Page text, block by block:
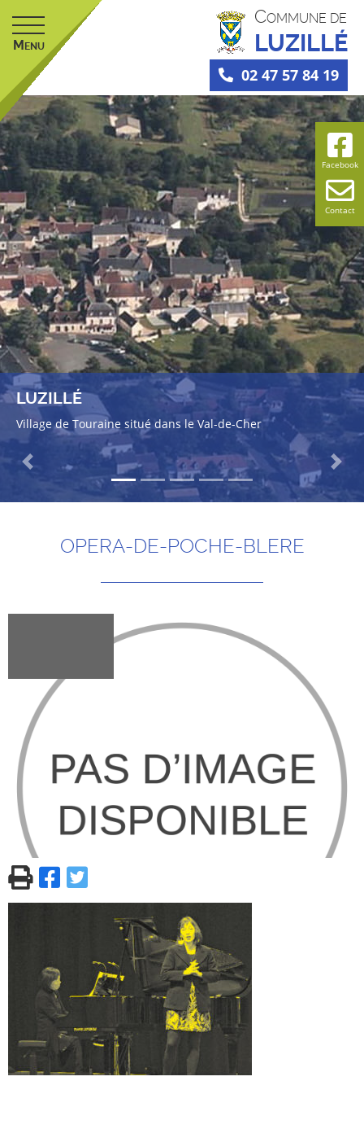
Facebook
Contact
M ENU
COMMUNE DE
LUZILLÉ
02 47 57 84 19
LUZILLÉ
Village de Touraine situé dans le Val-de-Cher
Previous Next
OPERA-DE-POCHE-BLERE